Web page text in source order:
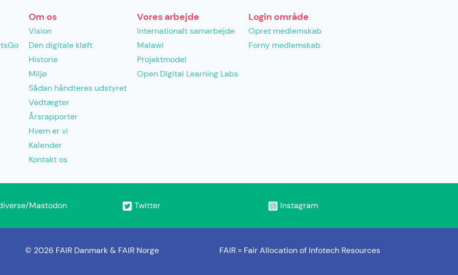
Om os
Vision
Den digitale kløft
Historie
Miljø
Sådan håndteres udstyret
Vedtægter
Årsrapporter
Hvem er vi
Kalender
Kontakt os
Vores arbejde
Internationalt samarbejde
Malawi
Projektmodel
Open Digital Learning Labs
Login område
Opret medlemskab
Forny medlemskab
Mastodon Twitter Instagram
© 2026 FAIR Danmark & FAIR Norge FAIR = Fair Allocation of Infotech Resources